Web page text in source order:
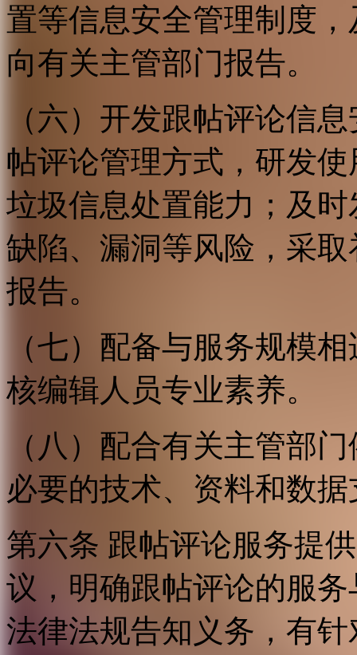
置等信息安全管理制度
向有关主管部门报告。
（六）开发跟帖评论信
帖评论管理方式，研发
垃圾信息处置能力；及
缺陷、漏洞等风险，采
报告。
（七）配备与服务规模
核编辑人员专业素养。
（八）配合有关主管部
必要的技术、资料和数
第六条 跟帖评论服务提
议，明确跟帖评论的服
法律法规告知义务，有